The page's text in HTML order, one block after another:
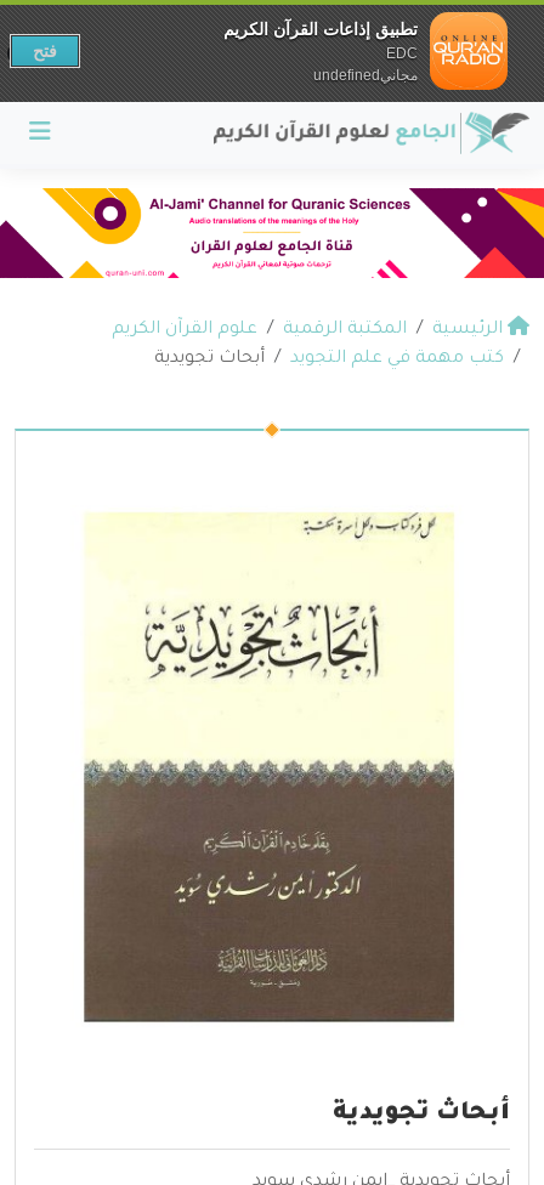
الرئيسية المكتبة الرقمية
علوم القرآن الكريم
كتب مهمة في علم التجويد
أبحاث تجويدية ‫‬
أبحاث تجويدية ‫‬
تطبيق إذاعات القرآن الكريم
EDC
مجانيundefined
فتح